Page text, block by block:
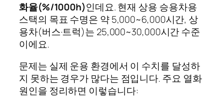
화율(%/1000h)인데요. 현재 상용 승용차용
스택의 목표 수명은 약 5,000~6,000시간, 상
용차(버스·트럭)는 25,000~30,000시간 수준
이에요.
문제는 실제 운용 환경에서 이 수치를 달성하
지 못하는 경우가 많다는 점입니다. 주요 열화
원인을 정리하면 이렇습니다: